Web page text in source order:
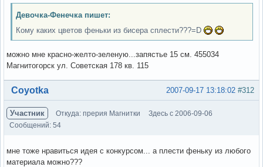
Девочка-Фенечка пишет:
Кому каких цветов феньки из бисера сплести???=D
можно мне красно-желто-зеленую...запястье 15 см. 455034
Магнитогорск ул. Советская 178 кв. 115
Вне форума #312
2007-09-17 13:18:02
Coyotka
Участник Откуда: прерия Магнитки
Здесь с 2006-09-06
Сообщений: 54
мне тоже нравиться идея с конкурсом... а плести феньку из любого
материала можно???